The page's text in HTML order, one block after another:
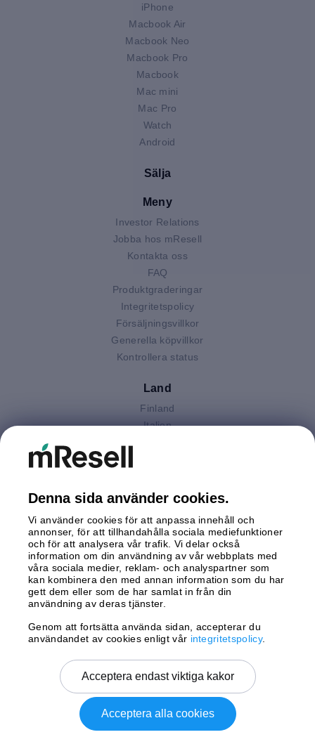
iPhone
Macbook Air
Macbook Neo
Macbook Pro
Macbook
Mac mini
Mac Pro
Watch
Android
Sälja
Meny
Investor Relations
Jobba hos mResell
Kontakta oss
FAQ
Produktgraderingar
Integritetspolicy
Försäljningsvillkor
Generella köpvillkor
Kontrollera status
Land
Finland
Italien
Storbritannien
Tyskland
Österrike
Betalningar
Leverans av
Copyright © 2026 mResell All rights reserved.
Denna sida använder cookies.
Vi använder cookies för att anpassa innehåll och
annonser, för att tillhandahålla sociala mediefunktioner
och för att analysera vår trafik. Vi delar också
information om din användning av vår webbplats med
våra sociala medier, reklam- och analyspartner som
kan kombinera den med annan information som du har
gett dem eller som de har samlat in från din
användning av deras tjänster.
Genom att fortsätta använda sidan, accepterar du
användandet av cookies enligt vår integritetspolicy.
Acceptera endast viktiga kakor
Acceptera alla cookies